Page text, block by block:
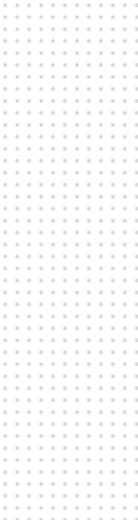
upp till kultur-